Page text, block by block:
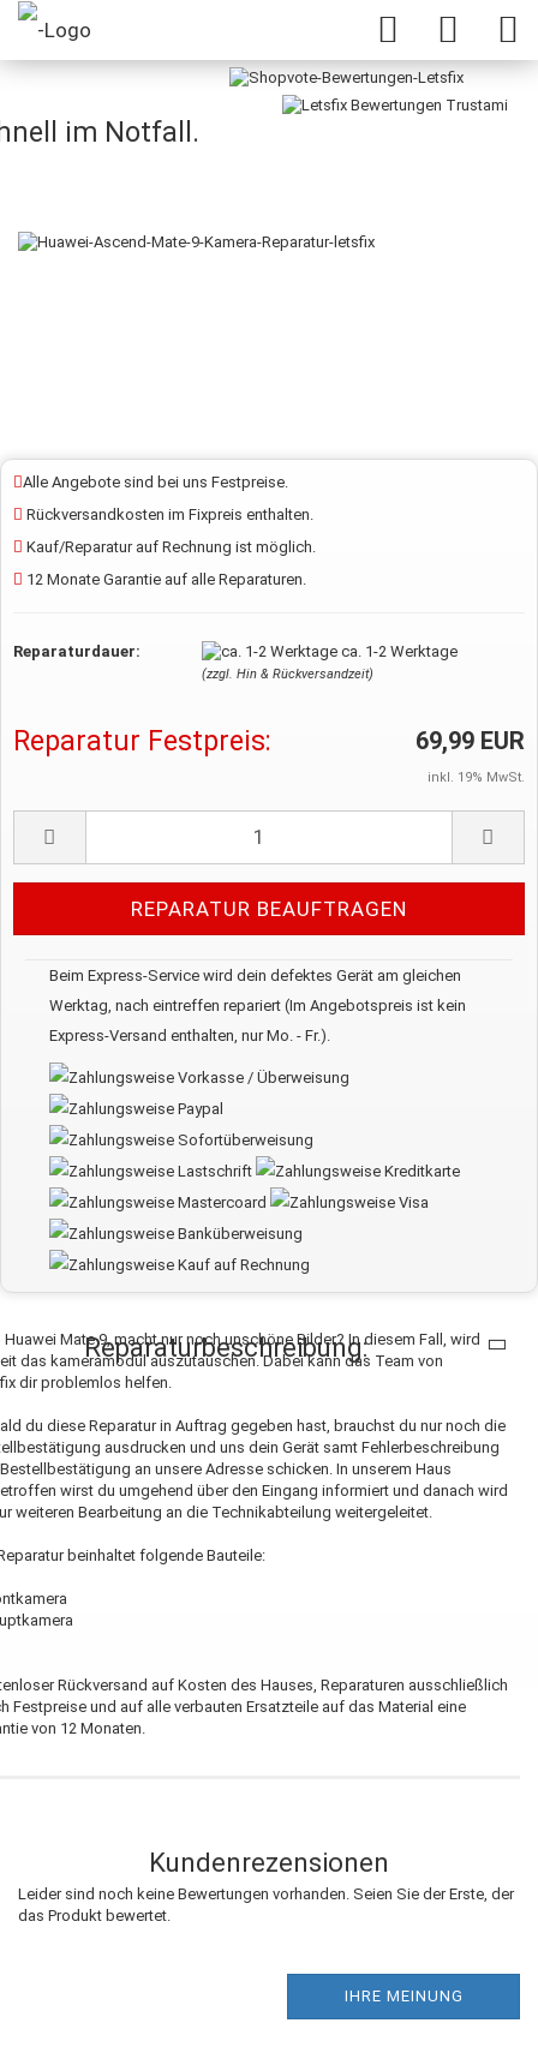
im Notfall.
Huawei Mate 9 Kamera Reparatur
Alle Angebote sind bei uns Festpreise.
Rückversandkosten im Fixpreis enthalten.
Kauf/Reparatur auf Rechnung ist möglich.
12 Monate Garantie auf alle Reparaturen.
Reparaturdauer: ca. 1-2 Werktage
(zzgl. Hin & Rückversandzeit)
Reparatur Festpreis: 69,99 EUR
inkl. 19% MwSt.
Beim Express-Service wird dein defektes Gerät am gleichen
Werktag, nach eintreffen repariert (Im Angebotspreis ist kein
Express-Versand enthalten, nur Mo. - Fr.).
Reparaturbeschreibung:
Huawei Mate 9, macht nur noch unschöne Bilder? In diesem Fall, wird
das kameramodul auszutauschen. Dabei kann das Team von
dir problemlos helfen.
du diese Reparatur in Auftrag gegeben hast, brauchst du nur noch die
ausdrucken und uns dein Gerät samt Fehlerbeschreibung
an unsere Adresse schicken. In unserem Haus
wirst du umgehend über den Eingang informiert und danach wird
weiteren Bearbeitung an die Technikabteilung weitergeleitet.
beinhaltet folgende Bauteile:
Rückversand auf Kosten des Hauses, Reparaturen ausschließlich
Festpreise und auf alle verbauten Ersatzteile auf das Material eine
von 12 Monaten.
Kundenrezensionen
Leider sind noch keine Bewertungen vorhanden. Seien Sie der Erste, der
das Produkt bewertet.
IHRE MEINUNG